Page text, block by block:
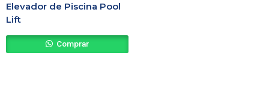
Elevador de Piscina Pool
Lift
Comprar